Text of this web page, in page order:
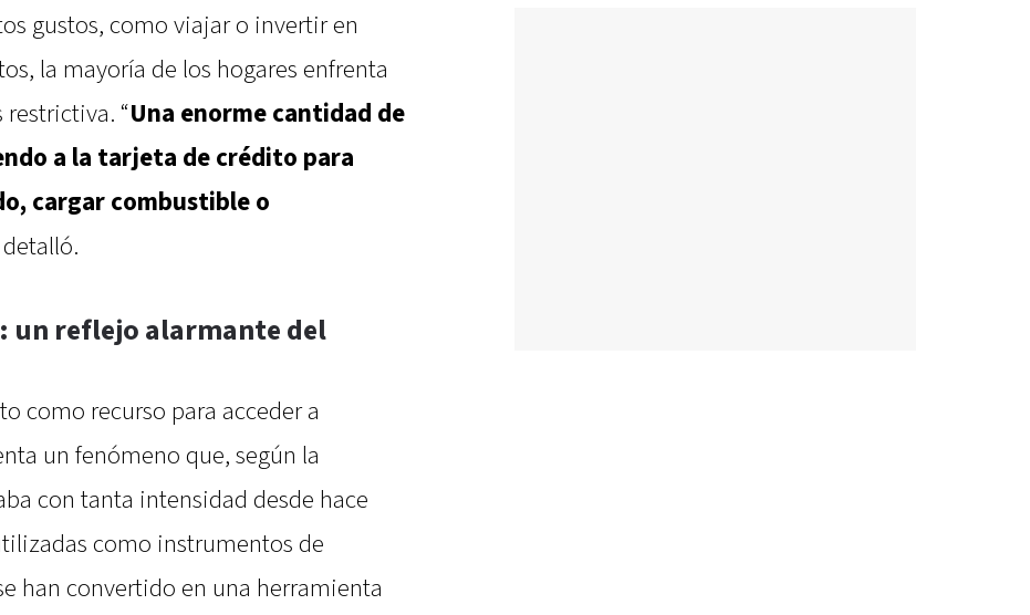
gustos, como viajar o invertir en
la mayoría de los hogares enfrenta
“Una enorme cantidad de
a la tarjeta de crédito para
cargar combustible o
detalló.
un reflejo alarmante del
como recurso para acceder a
un fenómeno que, según la
con tanta intensidad desde hace
como instrumentos de
han convertido en una herramienta